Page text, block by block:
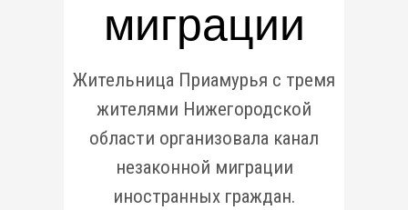
миграции
Жительница Приамурья с тремя
жителями Нижегородской
области организовала канал
незаконной миграции
иностранных граждан.